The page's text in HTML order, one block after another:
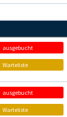
ausgebucht
Warteliste
ausgebucht
Warteliste